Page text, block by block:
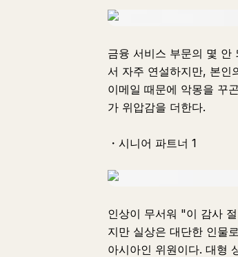
금융 서비스 부문의 몇 안
서 자주 연설하지만, 본인
이메일 때문에 악몽을 꾸
가 위압감을 더한다.
・시니어 파트너 1
인상이 무서워 "이 감사
지만 실상은 대단한 인물
아시아인 위원이다. 대형